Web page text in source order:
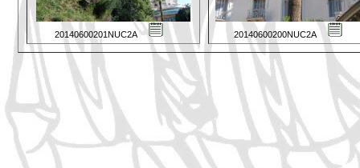
20140600201NUC2A 20140600200NUC2A